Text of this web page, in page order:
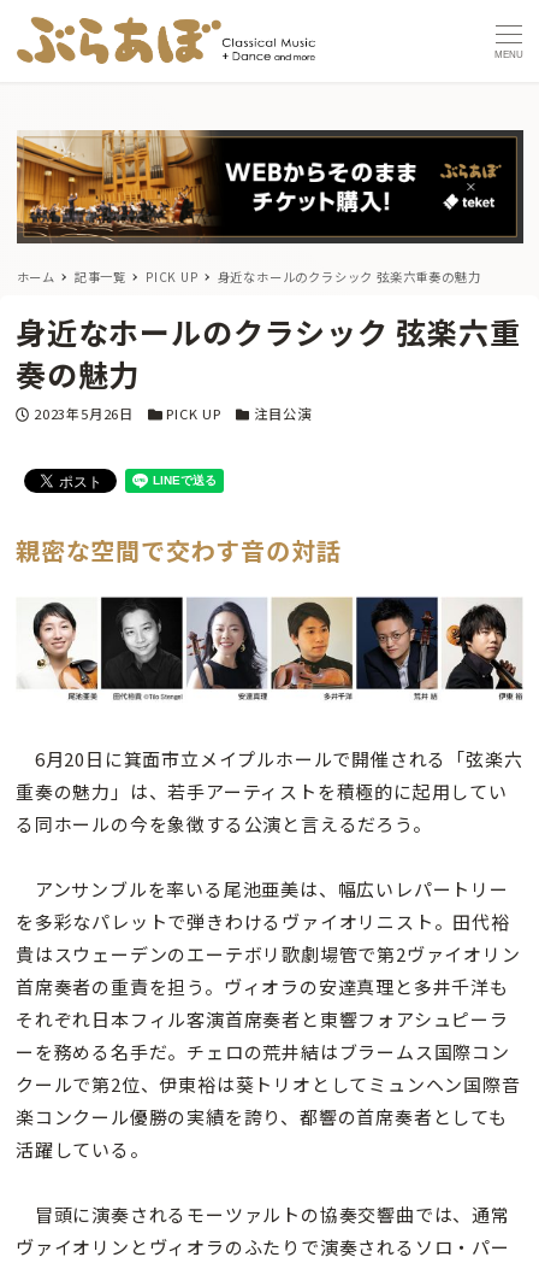
MENU
ホーム 記事一覧 PICK UP 身近なホールのクラシック 弦楽六重奏の魅力
身近なホールのクラシック 弦楽六重
奏の魅力
投稿日
2023年5月26日 カテゴリー
PICK UP カテゴリー
注目公演
親密な空間で交わす音の対話
6月20日に箕面市立メイプルホールで開催される「弦楽六
重奏の魅力」は、若手アーティストを積極的に起用してい
る同ホールの今を象徴する公演と言えるだろう。
アンサンブルを率いる尾池亜美は、幅広いレパートリー
を多彩なパレットで弾きわけるヴァイオリニスト。田代裕
貴はスウェーデンのエーテボリ歌劇場管で第2ヴァイオリン
首席奏者の重責を担う。ヴィオラの安達真理と多井千洋も
それぞれ日本フィル客演首席奏者と東響フォアシュピーラ
ーを務める名手だ。チェロの荒井結はブラームス国際コン
クールで第2位、伊東裕は葵トリオとしてミュンヘン国際音
楽コンクール優勝の実績を誇り、都響の首席奏者としても
活躍している。
冒頭に演奏されるモーツァルトの協奏交響曲では、通常
ヴァイオリンとヴィオラのふたりで演奏されるソロ・パー